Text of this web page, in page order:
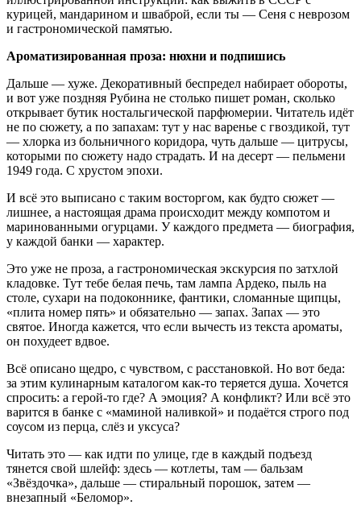
курицей, мандарином и шваброй, если ты — Сеня с неврозом
и гастрономической памятью.
Ароматизированная проза: нюхни и подпишись
Дальше — хуже. Декоративный беспредел набирает обороты,
и вот уже поздняя Рубина не столько пишет роман, сколько
открывает бутик ностальгической парфюмерии. Читатель идёт
не по сюжету, а по запахам: тут у нас варенье с гвоздикой, тут
— хлорка из больничного коридора, чуть дальше — цитрусы,
которыми по сюжету надо страдать. И на десерт — пельмени
1949 года. С хрустом эпохи.
И всё это выписано с таким восторгом, как будто сюжет —
лишнее, а настоящая драма происходит между компотом и
маринованными огурцами. У каждого предмета — биография,
у каждой банки — характер.
Это уже не проза, а гастрономическая экскурсия по затхлой
кладовке. Тут тебе белая печь, там лампа Ардеко, пыль на
столе, сухари на подоконнике, фантики, сломанные щипцы,
«плита номер пять» и обязательно — запах. Запах — это
святое. Иногда кажется, что если вычесть из текста ароматы,
он похудеет вдвое.
Всё описано щедро, с чувством, с расстановкой. Но вот беда:
за этим кулинарным каталогом как-то теряется душа. Хочется
спросить: а герой-то где? А эмоция? А конфликт? Или всё это
варится в банке с «маминой наливкой» и подаётся строго под
соусом из перца, слёз и уксуса?
Читать это — как идти по улице, где в каждый подъезд
тянется свой шлейф: здесь — котлеты, там — бальзам
«Звёздочка», дальше — стиральный порошок, затем —
внезапный «Беломор».